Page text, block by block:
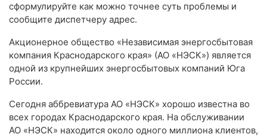
сформулируйте как можно точнее суть проблемы и
сообщите диспетчеру адрес.
Акционерное общество «Независимая энергосбытовая
компания Краснодарского края» (АО «НЭСК») является
одной из крупнейших энергосбытовых компаний Юга
России.
Сегодня аббревиатура АО «НЭСК» хорошо известна во
всех городах Краснодарского края. На обслуживании
АО «НЭСК» находится около одного миллиона клиентов,